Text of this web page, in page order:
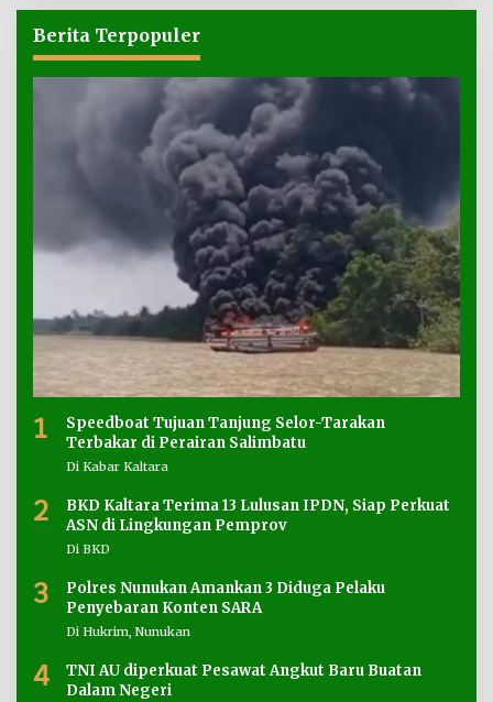
Berita Terpopuler
1
Speedboat Tujuan Tanjung Selor-Tarakan
Terbakar di Perairan Salimbatu
Di Kabar Kaltara
2
BKD Kaltara Terima 13 Lulusan IPDN, Siap Perkuat
ASN di Lingkungan Pemprov
Di BKD
3
Polres Nunukan Amankan 3 Diduga Pelaku
Penyebaran Konten SARA
Di Hukrim, Nunukan
4
TNI AU diperkuat Pesawat Angkut Baru Buatan
Dalam Negeri